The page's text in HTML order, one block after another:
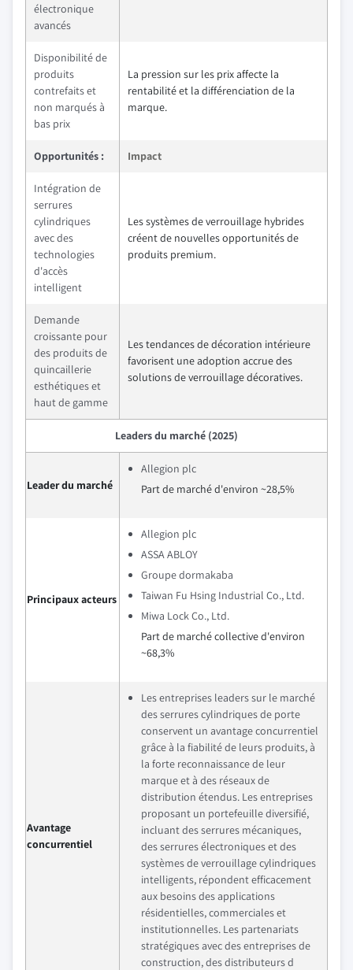
électronique
avancés
Disponibilité de
produits
contrefaits et
non marqués à
bas prix
La pression sur les prix affecte la
rentabilité et la différenciation de la
marque.
Opportunités : Impact
Intégration de
serrures
cylindriques
avec des
technologies
d'accès
intelligent
Les systèmes de verrouillage hybrides
créent de nouvelles opportunités de
produits premium.
Demande
croissante pour
des produits de
quincaillerie
esthétiques et
haut de gamme
Les tendances de décoration intérieure
favorisent une adoption accrue des
solutions de verrouillage décoratives.
Leaders du marché (2025)
Leader du marché
Allegion plc
Part de marché d'environ ~28,5%
Principaux acteurs
Allegion plc
ASSA ABLOY
Groupe dormakaba
Taiwan Fu Hsing Industrial Co., Ltd.
Miwa Lock Co., Ltd.
Part de marché collective d'environ
~68,3%
Avantage
concurrentiel
Les entreprises leaders sur le marché
des serrures cylindriques de porte
conservent un avantage concurrentiel
grâce à la fiabilité de leurs produits, à
la forte reconnaissance de leur
marque et à des réseaux de
distribution étendus. Les entreprises
proposant un portefeuille diversifié,
incluant des serrures mécaniques,
des serrures électroniques et des
systèmes de verrouillage cylindriques
intelligents, répondent efficacement
aux besoins des applications
résidentielles, commerciales et
institutionnelles. Les partenariats
stratégiques avec des entreprises de
construction, des distributeurs d